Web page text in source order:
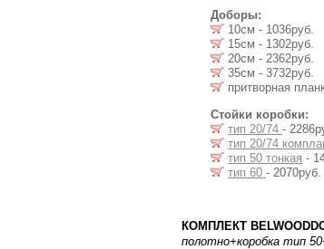
Доборы:
10см - 1036руб.
15см - 1302руб.
20см - 2362руб.
35см - 3732руб.
притворная
Стойки коробки:
тип 20/74 -
тип 20/74
тип 50 тонкая -
тип 60 - 2070руб.
КОМПЛЕКТ
полотно+коробка тип 50